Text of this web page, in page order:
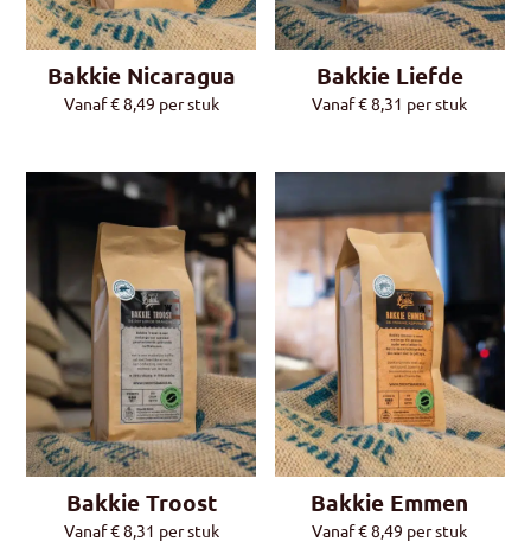
Bakkie Nicaragua
Vanaf€8,49 per stuk
Bakkie Liefde
Vanaf€8,31 per stuk
Bakkie Troost
Vanaf€8,31 per stuk
Bakkie Emmen
Vanaf€8,49 per stuk